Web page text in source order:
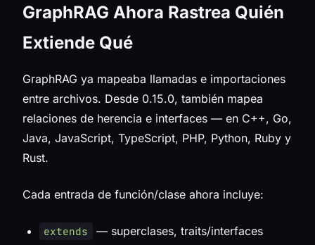
GraphRAG Ahora Rastrea Quién
Extiende Qué
GraphRAG ya mapeaba llamadas e importaciones
entre archivos. Desde 0.15.0, también mapea
relaciones de herencia e interfaces — en C++, Go,
Java, JavaScript, TypeScript, PHP, Python, Ruby y
Rust.
Cada entrada de función/clase ahora incluye:
extends
— superclases, traits/interfaces